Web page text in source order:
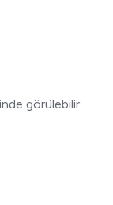
görülebilir: